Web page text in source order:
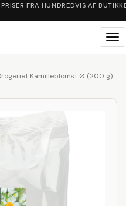
FRA HUNDREDVIS AF
Kamilleblomst Ø (200 g)